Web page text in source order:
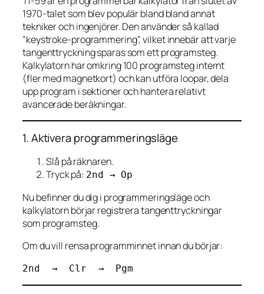
1970-talet som blev populär bland bland annat
tekniker och ingenjörer. Den använder så kallad
”keystroke-programmering”, vilket innebär att varje
tangenttryckning sparas som ett programsteg.
Kalkylatorn har omkring 100 programsteg internt
(fler med magnetkort) och kan utföra loopar, dela
upp program i sektioner och hantera relativt
avancerade beräkningar.
1. Aktivera programmeringsläge
Slå på räknaren.
Tryck på: 2nd → Op
Nu befinner du dig i programmeringsläge och
kalkylatorn börjar registrera tangenttryckningar
som programsteg.
Om du vill rensa programminnet innan du börjar: